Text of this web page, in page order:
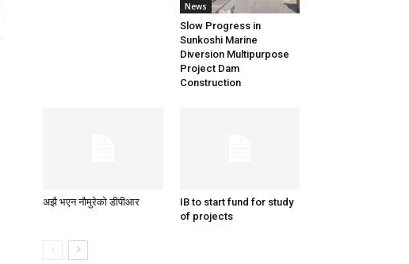
News
Slow Progress in
Sunkoshi Marine
Diversion Multipurpose
Project Dam
Construction
अझै भएन नौमुरेको डीपीआर
IB to start fund for study
of projects